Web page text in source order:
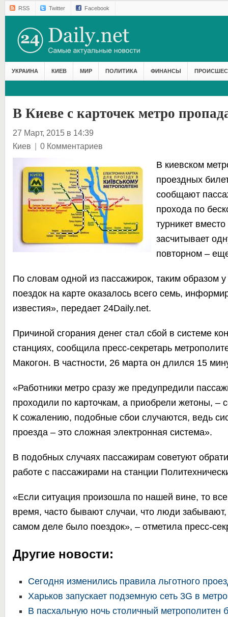
RSS Twitter Facebook
УКРАИНА КИЕВ МИР ПОЛИТИКА ФИНАНСЫ
В Киеве с карточек метро
27 Март, 2015 в 14:39
Киев | 0 Комментариев
В киевском
проездных
сообщают
прохода по
турникет
засчитывает
повторном –
По словам одной из пассажирок, таким образом
поездок на карте оказалось всего семь,
известия», передает24Daily.net.
Причиной сгорания денег стал сбой в системе
станциях, сообщила пресс-секретарь
Макогон. В частности, 26 марта он длился 15
«Работники метро сразу же предупредили
проходили по карточкам, а приобрели жетоны, –
К сожалению, подобные сбои случаются, ведь
проезда – это сложная электронная система».
В подобных случаях пассажирам советуют
работе с пассажирами на станции
«Если ситуация произошла по нашей вине, то
время, часто бывают случаи, что люди забывают,
самом деле было поездок», – отметила пресс-
Другие новости:
Сегодня изменились правила льготного
Харьков запускает подземную сеть 3G в
В пасхальную ночь столичный метрополитен